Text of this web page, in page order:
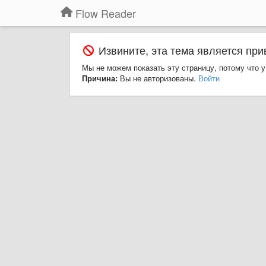
Flow Reader
Извините, эта тема является
Мы не можем показать эту страницу, потому что
Причина: Вы не авторизованы. Войти